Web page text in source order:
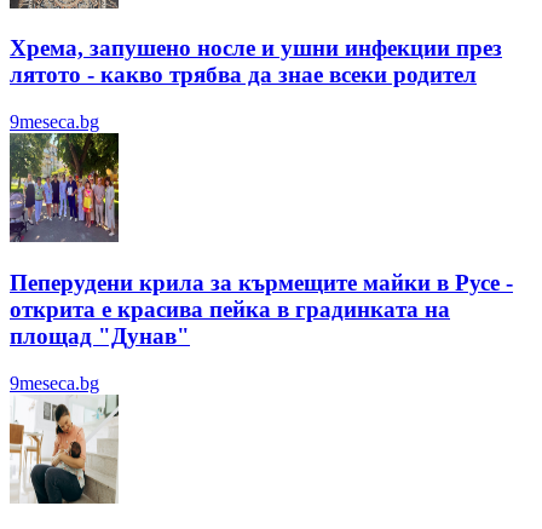
Хрема, запушено носле и ушни инфекции през
лятотo - какво трябва да знае всеки родител
9meseca.bg
Пеперудени крила за кърмещите майки в Русе -
открита е красива пейка в градинката на
площад "Дунав"
9meseca.bg